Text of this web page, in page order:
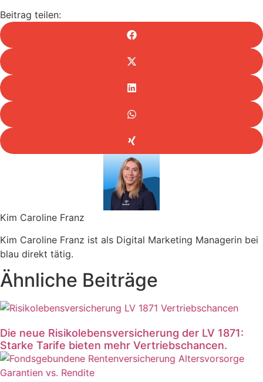
Beitrag teilen:
Kim Caroline Franz
Kim Caroline Franz ist als Digital Marketing Managerin bei
blau direkt tätig.
Ähnliche Beiträge
Die neue Risikolebensversicherung der LV 1871:
Starke Tarife bieten mehr Vertriebschancen.